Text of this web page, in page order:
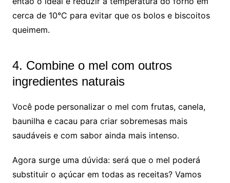
cerca de 10°C para evitar que os bolos e biscoitos
queimem.
4. Combine o mel com outros
ingredientes naturais
Você pode personalizar o mel com frutas, canela,
baunilha e cacau para criar sobremesas mais
saudáveis ​​e com sabor ainda mais intenso.
Agora surge uma dúvida: será que o mel poderá
substituir o açúcar em todas as receitas? Vamos